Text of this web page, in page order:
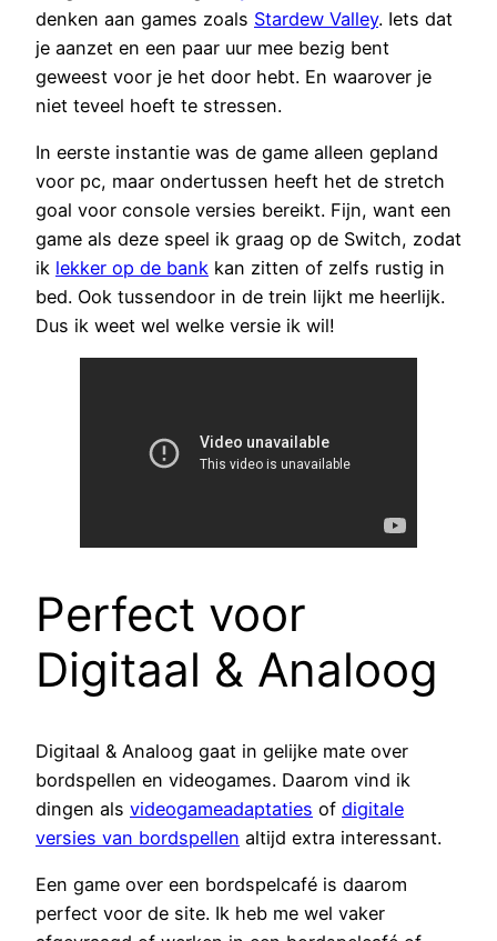
denken aan games zoals Stardew Valley. Iets dat
je aanzet en een paar uur mee bezig bent
geweest voor je het door hebt. En waarover je
niet teveel hoeft te stressen.
In eerste instantie was de game alleen gepland
voor pc, maar ondertussen heeft het de stretch
goal voor console versies bereikt. Fijn, want een
game als deze speel ik graag op de Switch, zodat
ik lekker op de bank kan zitten of zelfs rustig in
bed. Ook tussendoor in de trein lijkt me heerlijk.
Dus ik weet wel welke versie ik wil!
Perfect voor
Digitaal & Analoog
Digitaal & Analoog gaat in gelijke mate over
bordspellen en videogames. Daarom vind ik
dingen als videogameadaptaties of digitale
versies van bordspellen altijd extra interessant.
Een game over een bordspelcafé is daarom
perfect voor de site. Ik heb me wel vaker